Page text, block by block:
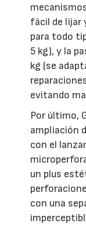
fácil de lijar
para todo
5 kg), y la
kg (se
evitando
Por último,
ampliación
con el
un plus
con una